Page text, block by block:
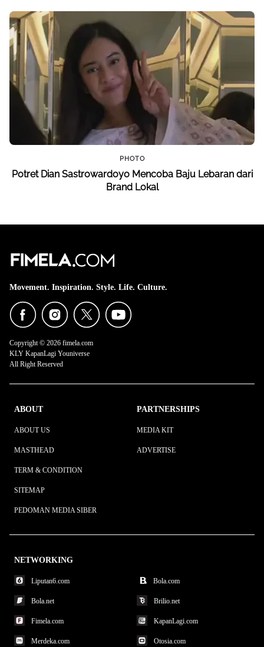
PHOTO
Potret Dian Sastrowardoyo Mencoba Baju Lebaran dari
Brand Lokal
Movement. Inspiration. Style. Life. Culture.
Copyright © 2026 fimela.com
KLY KapanLagi Youniverse
All Right Reserved
ABOUT
ABOUT US
MASTHEAD
TERM & CONDITION
SITEMAP
PEDOMAN MEDIA SIBER
PARTNERSHIPS
MEDIA KIT
ADVERTISE
NETWORKING
Liputan6.com Bola.com
Bola.net Brilio.net
Fimela.com KapanLagi.com
Merdeka.com Otosia.com